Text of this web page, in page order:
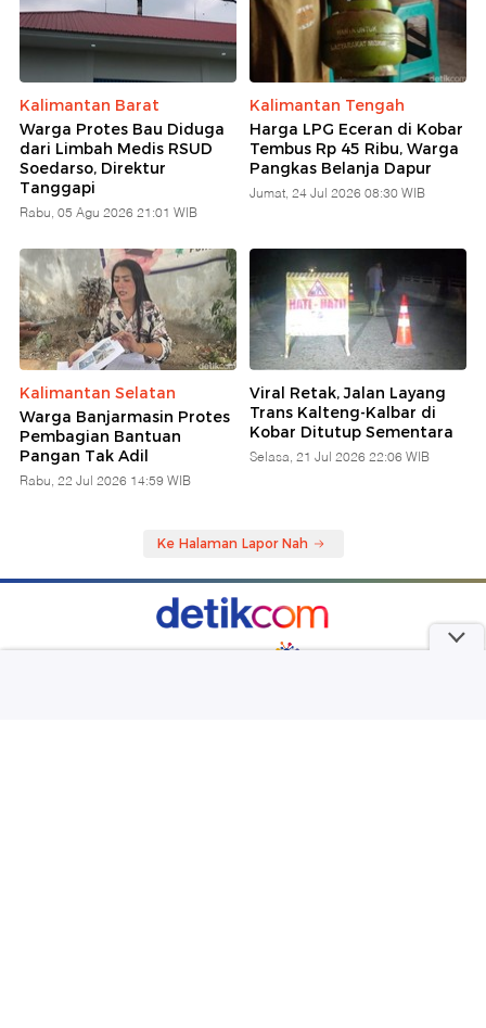
Kalimantan Barat
Warga Protes Bau Diduga
dari Limbah Medis RSUD
Soedarso, Direktur
Tanggapi
Rabu, 05 Agu 2026 21:01 WIB
Kalimantan Tengah
Harga LPG Eceran di Kobar
Tembus Rp 45 Ribu, Warga
Pangkas Belanja Dapur
Jumat, 24 Jul 2026 08:30 WIB
Kalimantan Selatan
Warga Banjarmasin Protes
Pembagian Bantuan
Pangan Tak Adil
Rabu, 22 Jul 2026 14:59 WIB
Viral Retak, Jalan Layang
Trans Kalteng-Kalbar di
Kobar Ditutup Sementara
Selasa, 21 Jul 2026 22:06 WIB
Ke Halaman Lapor Nah